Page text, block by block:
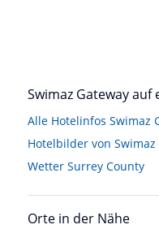
Swimaz Gateway auf
Alle Hotelinfos Swimaz
Hotelbilder von Swimaz
Wetter Surrey County
Orte in der Nähe